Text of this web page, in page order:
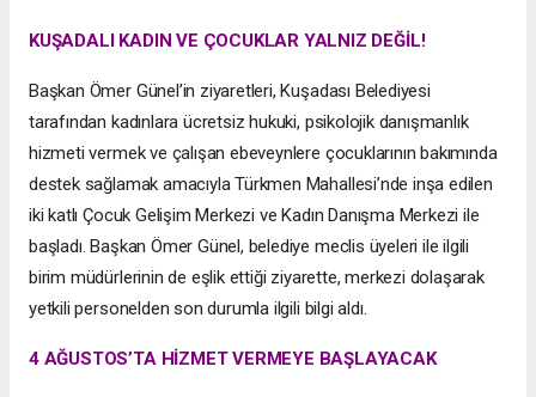
KUŞADALI KADIN VE ÇOCUKLAR YALNIZ DEĞİL!
Başkan Ömer Günel’in ziyaretleri, Kuşadası Belediyesi
tarafından kadınlara ücretsiz hukuki, psikolojik danışmanlık
hizmeti vermek ve çalışan ebeveynlere çocuklarının bakımında
destek sağlamak amacıyla Türkmen Mahallesi’nde inşa edilen
iki katlı Çocuk Gelişim Merkezi ve Kadın Danışma Merkezi ile
başladı. Başkan Ömer Günel, belediye meclis üyeleri ile ilgili
birim müdürlerinin de eşlik ettiği ziyarette, merkezi dolaşarak
yetkili personelden son durumla ilgili bilgi aldı.
4 AĞUSTOS’TA HİZMET VERMEYE BAŞLAYACAK